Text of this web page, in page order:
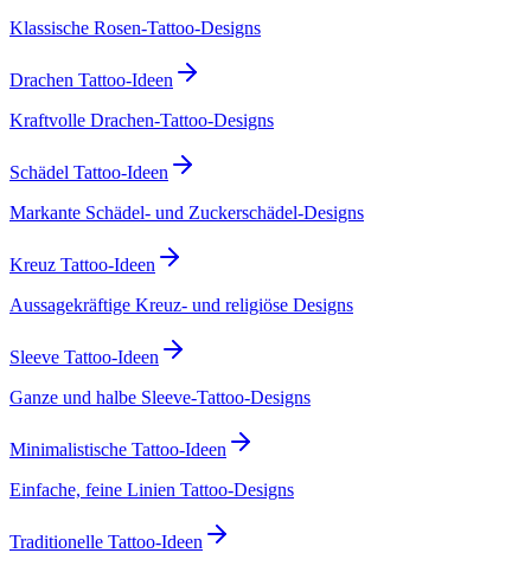
Klassische Rosen-Tattoo-Designs
Drachen Tattoo-Ideen
Kraftvolle Drachen-Tattoo-Designs
Schädel Tattoo-Ideen
Markante Schädel- und Zuckerschädel-Designs
Kreuz Tattoo-Ideen
Aussagekräftige Kreuz- und religiöse Designs
Sleeve Tattoo-Ideen
Ganze und halbe Sleeve-Tattoo-Designs
Minimalistische Tattoo-Ideen
Einfache, feine Linien Tattoo-Designs
Traditionelle Tattoo-Ideen